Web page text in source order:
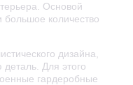
Основой
большое количество
дизайна,
Для этого
гардеробные